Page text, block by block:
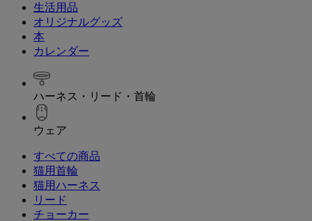
生活用品
オリジナルグッズ
本
カレンダー
ハーネス・リード・首輪
ウェア
すべての商品
猫用首輪
猫用ハーネス
リード
チョーカー